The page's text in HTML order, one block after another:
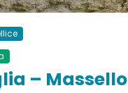
– Massello